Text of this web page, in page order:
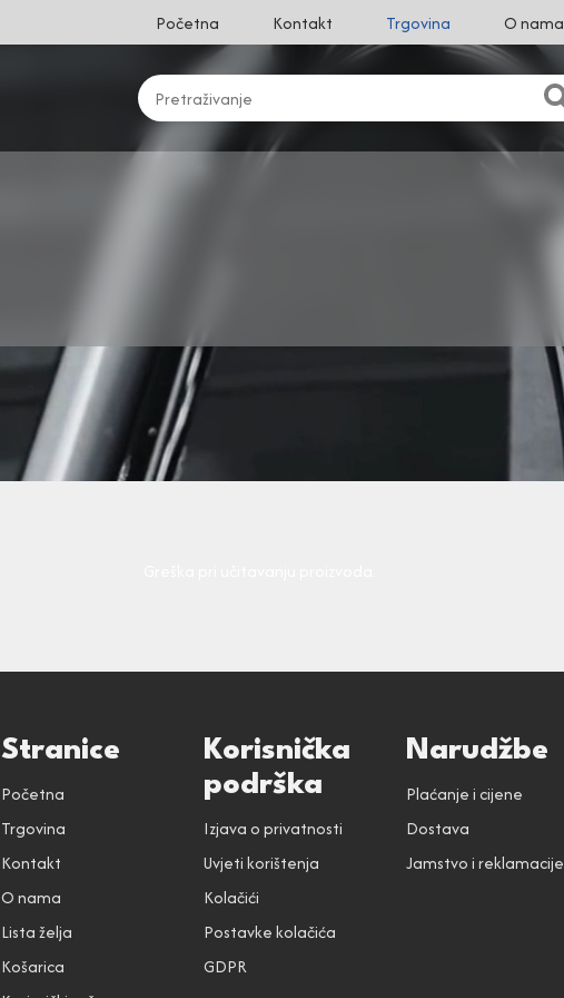
Početna Kontakt Trgovina O nama
Stranice
Početna
Trgovina
Kontakt
O nama
Lista želja
Košarica
Korisnička
podrška
Izjava o privatnosti
Uvjeti korištenja
Kolačići
Postavke kolačića
GDPR
Narudžbe
Plaćanje i cijene
Dostava
Jamstvo i reklamacije